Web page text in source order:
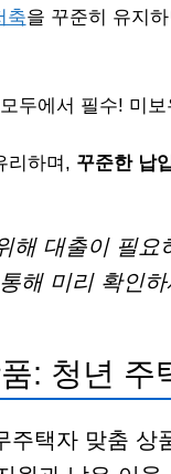
축을 꾸준히 유지
두에서 필수! 미
리하며, 꾸준한 납
해 대출이 필요
해 미리 확인하
: 청년 주
주택자 맞춤 상